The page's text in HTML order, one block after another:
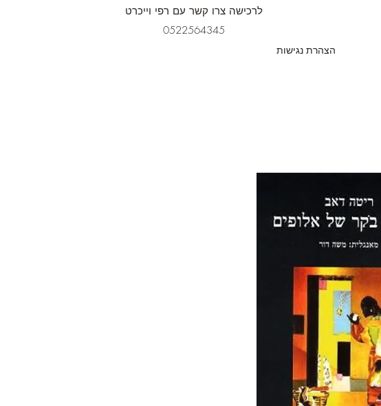
לרכישה צרו קשר עם רפי וייכרט
0522564345
הצהרת נגישות